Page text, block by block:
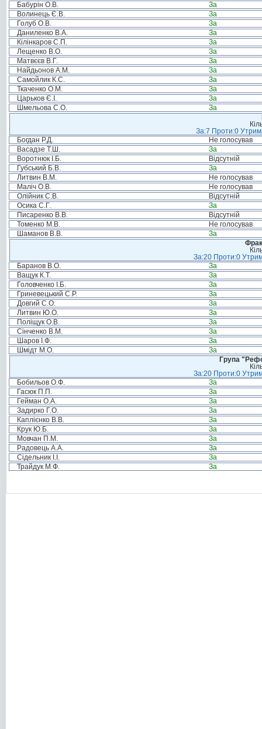
Бабурін О.В.
За
Волинець Є.В.
За
Голуб О.В.
За
Даниленко В.А.
За
Кілінкаров С.П.
За
Лещенко В.О.
За
Матвєєв В.Г.
За
Найдьонов А.М.
За
Самойлик К.С.
За
Ткаченко О.М.
За
Царьков Є.І.
За
Шмельова С.О.
За
За:7 Проти:0
Богдан Р.Д.
Не голосував
Васадзе Т.Ш.
За
Воротнюк І.Б.
Відсутній
Губський Б.В.
За
Литвин В.М.
Не голосував
Маліч О.В.
Не голосував
Олійник С.В.
Відсутній
Осика С.Г.
За
Писаренко В.В.
Відсутній
Томенко М.В.
Не голосував
Шаманов В.В.
За
За:20 Проти:0
Баранов В.О.
За
Ващук К.Т.
За
Головченко І.Б.
За
Гриневецький С.Р.
За
Довгий С.О.
За
Литвин Ю.О.
За
Поліщук О.В.
За
Сінченко В.М.
За
Шаров І.Ф.
За
Шмідт М.О.
За
Група
За:20 Проти:0
Бобильов О.Ф.
За
Гасюк П.П.
За
Гейман О.А.
За
Задирко Г.О.
За
Каплієнко В.В.
За
Крук Ю.Б.
За
Мовчан П.М.
За
Радовець А.А.
За
Сідельник І.І.
За
Трайдук М.Ф.
За